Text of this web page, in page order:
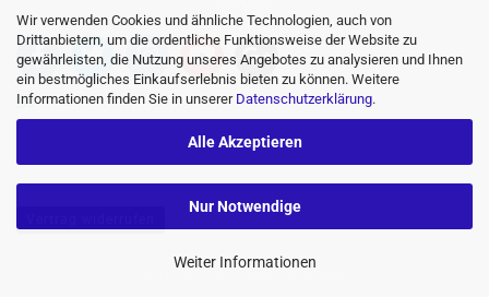
Wir verwenden Cookies und ähnliche Technologien, auch von
Drittanbietern, um die ordentliche Funktionsweise der Website zu
gewährleisten, die Nutzung unseres Angebotes zu analysieren und Ihnen
ein bestmögliches Einkaufserlebnis bieten zu können. Weitere
Informationen finden Sie in unserer Datenschutzerklärung.
Alle Akzeptieren
Nur Notwendige
Weiter Informationen
Tel: 09971 760732
Mail: info@buggycity.eu